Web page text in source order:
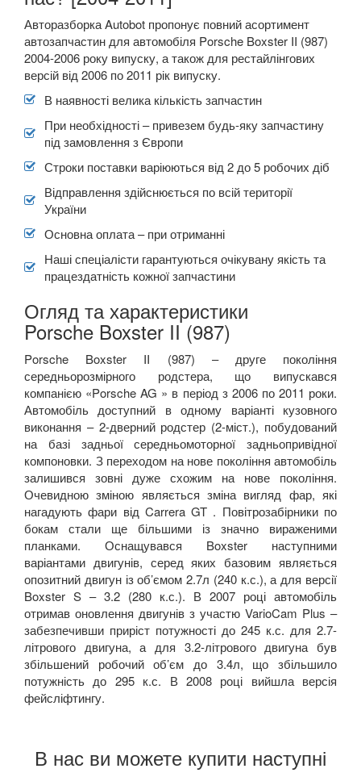
TOYOTA
VOLKSWAGEN keyboard_arrow_down
VOLVO
Авторазборка Autobot пропонує повний асортимент
автозапчастин для автомобіля Porsche Boxster II (987)
2004-2006 року випуску, а також для рестайлінгових
версій від 2006 по 2011 рік випуску.
В наявності велика кількість запчастин
При необхідності – привезем будь-яку запчастину
під замовлення з Європи
Строки поставки варіюються від 2 до 5 робочих діб
Відправлення здійснюється по всій території
України
Основна оплата – при отриманні
Наші спеціалісти гарантуються очікувану якість та
працездатність кожної запчастини
Огляд та характеристики
Porsche Boxster II (987)
Porsche Boxster II (987) – друге покоління
середньорозмірного родстера, що випускався
компанією «Porsche AG » в період з 2006 по 2011 роки.
Автомобіль доступний в одному варіанті кузовного
виконання – 2-дверний родстер (2-міст.), побудований
на базі задньої середньомоторної задньопривідної
компоновки. З переходом на нове покоління автомобіль
залишився зовні дуже схожим на нове покоління.
Очевидною зміною являється зміна вигляд фар, які
нагадують фари від Carrera GT . Повітрозабірники по
бокам стали ще більшими із значно вираженими
планками. Оснащувався Boxster наступними
варіантами двигунів, серед яких базовим являється
опозитний двигун із об’ємом 2.7л (240 к.с.), а для версії
Boxster S – 3.2 (280 к.с.). В 2007 році автомобіль
отримав оновлення двигунів з участю VarioCam Plus –
забезпечивши приріст потужності до 245 к.с. для 2.7-
літрового двигуна, а для 3.2-літрового двигуна був
збільшений робочий об’єм до 3.4л, що збільшило
потужність до 295 к.с. В 2008 році вийшла версія
фейсліфтингу.
В нас ви можете купити наступні